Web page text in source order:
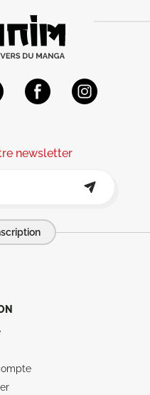
newsletter